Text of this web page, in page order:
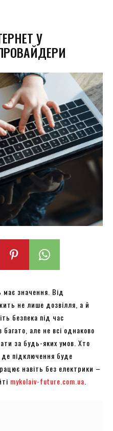
У
значення. Від
не лише дозвілля, а й
безпека під час
але не всі однаково
за будь-яких умов. Хто
підключення буде
навіть без електрики –
mykolaiv-future.com.ua